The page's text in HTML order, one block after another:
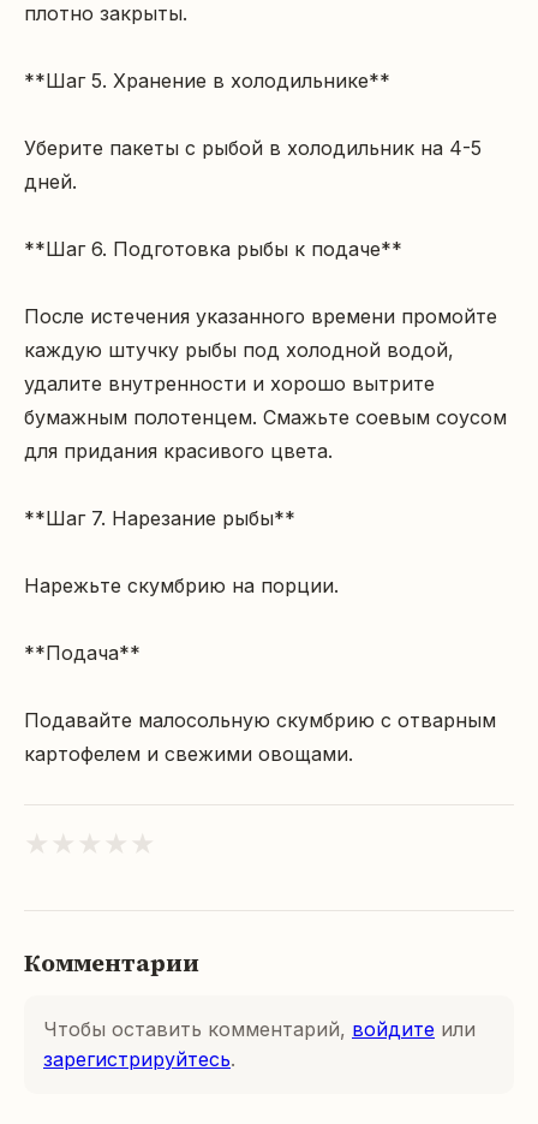
плотно закрыты.
**Шаг 5. Хранение в холодильнике**
Уберите пакеты с рыбой в холодильник на 4-5
дней.
**Шаг 6. Подготовка рыбы к подаче**
После истечения указанного времени промойте
каждую штучку рыбы под холодной водой,
удалите внутренности и хорошо вытрите
бумажным полотенцем. Смажьте соевым соусом
для придания красивого цвета.
**Шаг 7. Нарезание рыбы**
Нарежьте скумбрию на порции.
**Подача**
Подавайте малосольную скумбрию с отварным
картофелем и свежими овощами.
★ ★ ★ ★ ★
Комментарии
Чтобы оставить комментарий, войдите или
зарегистрируйтесь.